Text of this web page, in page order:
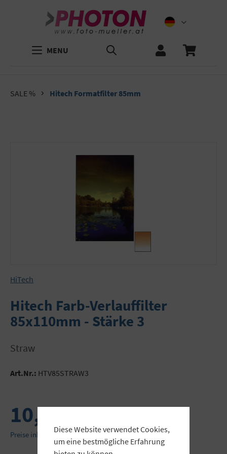
MENU
SALE % Hitech Formatfilter 85mm
HiTech
Hitech Farb-Verlauffilter
85x110mm - Stärke 3
Straw
Art.Nr.: HTV85STRAW3
10,46 €
Preise inkl. MwSt. zzgl. Versandkosten
Diese Website verwendet Cookies,
um eine bestmögliche Erfahrung